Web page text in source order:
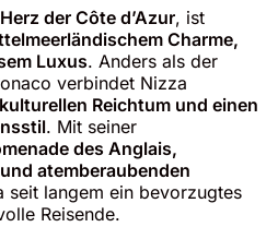
der Côte d’Azur, ist
Charme,
Luxus. Anders als der
verbindet Nizza
Reichtum und einen
. Mit seiner
des Anglais,
atemberaubenden
seit langem ein bevorzugtes
Reisende.